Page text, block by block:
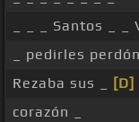
_ _ _ Santos _
_ pedirles perdón
Rezaba sus _
[D]
corazón _